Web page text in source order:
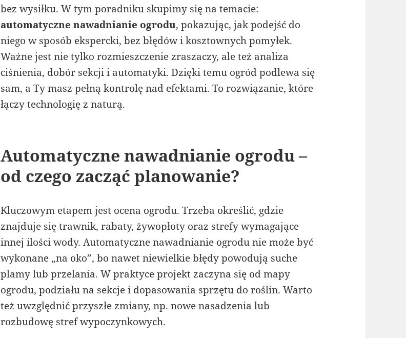
bez wysiłku. W tym poradniku skupimy się na temacie:
automatyczne nawadnianie ogrodu, pokazując, jak podejść do
niego w sposób ekspercki, bez błędów i kosztownych pomyłek.
Ważne jest nie tylko rozmieszczenie zraszaczy, ale też analiza
ciśnienia, dobór sekcji i automatyki. Dzięki temu ogród podlewa się
sam, a Ty masz pełną kontrolę nad efektami. To rozwiązanie, które
łączy technologię z naturą.
Automatyczne nawadnianie ogrodu –
od czego zacząć planowanie?
Kluczowym etapem jest ocena ogrodu. Trzeba określić, gdzie
znajduje się trawnik, rabaty, żywopłoty oraz strefy wymagające
innej ilości wody. Automatyczne nawadnianie ogrodu nie może być
wykonane „na oko”, bo nawet niewielkie błędy powodują suche
plamy lub przelania. W praktyce projekt zaczyna się od mapy
ogrodu, podziału na sekcje i dopasowania sprzętu do roślin. Warto
też uwzględnić przyszłe zmiany, np. nowe nasadzenia lub
rozbudowę stref wypoczynkowych.